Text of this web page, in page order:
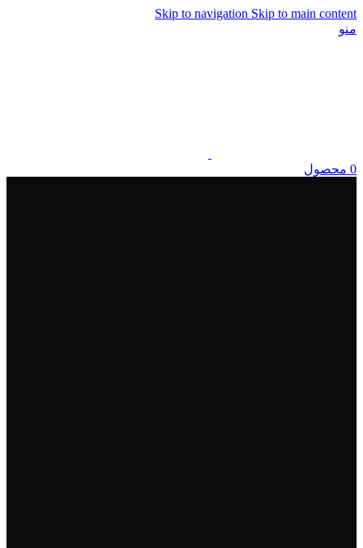
Skip to navigation Skip to main content
منو
0 محصول